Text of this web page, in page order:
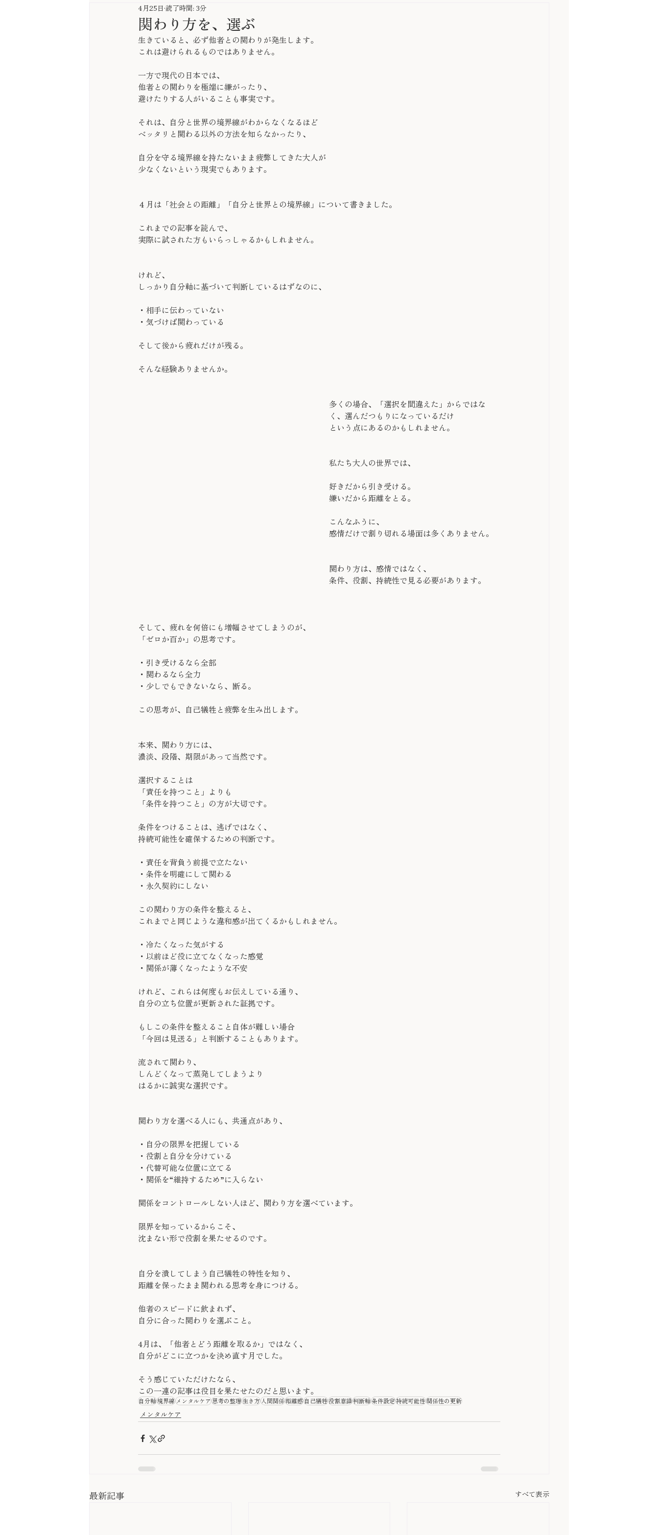
関わり方を、選ぶ
4月25日 読了時間: 3分
生きていると、必ず他者との関わりが発生します。
これは避けられるものではありません。
一方で現代の日本では、
他者との関わりを極端に嫌がったり、
避けたりする人がいることも事実です。
それは、自分と世界の境界線がわからなくなるほど
ベッタリと関わる以外の方法を知らなかったり、
自分を守る境界線を持たないまま疲弊してきた大人が
少なくないという現実でもあります。
４月は「社会との距離」「自分と世界との境界線」について書きました。
これまでの記事を読んで、
実際に試された方もいらっしゃるかもしれません。
けれど、
しっかり自分軸に基づいて判断しているはずなのに、
・相手に伝わっていない
・気づけば関わっている
そして後から疲れだけが残る。
そんな経験ありませんか。
多くの場合、「選択を間違えた」からではな
く、選んだつもりになっているだけ
という点にあるのかもしれません。
私たち大人の世界では、
好きだから引き受ける。
嫌いだから距離をとる。
こんなふうに、
感情だけで割り切れる場面は多くありません。
関わり方は、感情ではなく、
条件、役割、持続性で見る必要があります。
そして、疲れを何倍にも増幅させてしまうのが、
「ゼロか百か」の思考です。
・引き受けるなら全部
・関わるなら全力
・少しでもできないなら、断る。
この思考が、自己犠牲と疲弊を生み出します。
本来、関わり方には、
濃淡、段階、期限があって当然です。
選択することは
「責任を持つこと」よりも
「条件を持つこと」の方が大切です。
条件をつけることは、逃げではなく、
持続可能性を確保するための判断です。
・責任を背負う前提で立たない
・条件を明確にして関わる
・永久契約にしない
この関わり方の条件を整えると、
これまでと同じような違和感が出てくるかもしれません。
・冷たくなった気がする
・以前ほど役に立てなくなった感覚
・関係が薄くなったような不安
けれど、これらは何度もお伝えしている通り、
自分の立ち位置が更新された証拠です。
もしこの条件を整えること自体が難しい場合
「今回は見送る」と判断することもあります。
流されて関わり、
しんどくなって蒸発してしまうより
はるかに誠実な選択です。
関わり方を選べる人にも、共通点があり、
・自分の限界を把握している
・役割と自分を分けている
・代替可能な位置に立てる
・関係を“維持するため”に入らない
関係をコントロールしない人ほど、関わり方を選べています。
限界を知っているからこそ、
沈まない形で役割を果たせるのです。
自分を潰してしまう自己犠牲の特性を知り、
距離を保ったまま関われる思考を身につける。
他者のスピードに飲まれず、
自分に合った関わりを選ぶこと。
4月は、「他者とどう距離を取るか」ではなく、
自分がどこに立つかを決め直す月でした。
そう感じていただけたなら、
この一連の記事は役目を果たせたのだと思います。
自分軸境界線メンタルケア思考の整理生き方人間関係距離感自己犠牲役割意識判断軸条件設定持続可能性関係性の更新
メンタルケア
最新記事 すべて表示